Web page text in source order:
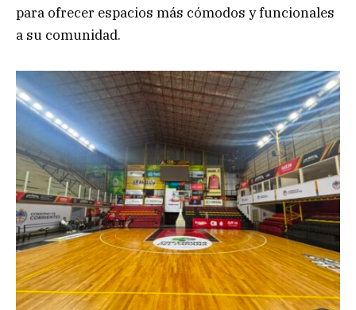
para ofrecer espacios más cómodos y funcionales
a su comunidad.